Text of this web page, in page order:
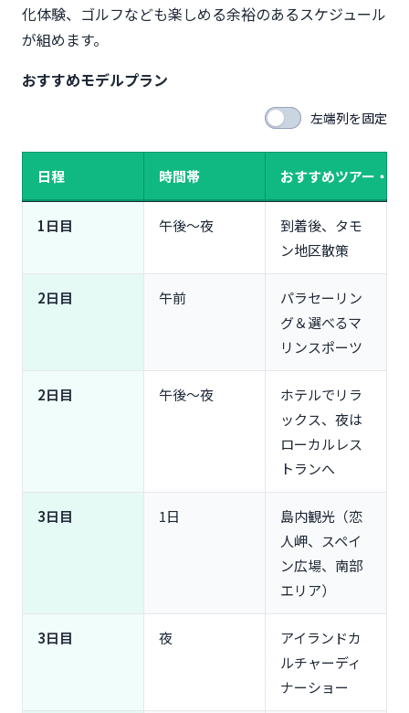
化体験、ゴルフなども楽しめる余裕のあるスケジュール
が組めます。
おすすめモデルプラン
左端列を固定
日程 時間帯 おすすめツアー・過
1日目 午後〜夜
到着後、タモ
ン地区散策
2日目 午前
パラセーリン
グ＆選べるマ
リンスポーツ
2日目 午後〜夜
ホテルでリラ
ックス、夜は
ローカルレス
トランへ
3日目 1日
島内観光（恋
人岬、スペイ
ン広場、南部
エリア）
3日目 夜
アイランドカ
ルチャーディ
ナーショー